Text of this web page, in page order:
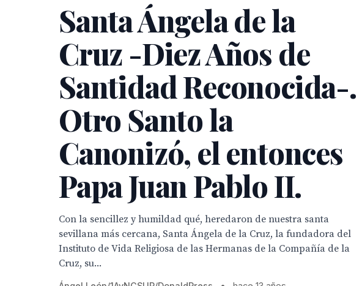
Santa Ángela de la
Cruz -Diez Años de
Santidad Reconocida-.
Otro Santo la
Canonizó, el entonces
Papa Juan Pablo II.
Con la sencillez y humildad qué, heredaron de nuestra santa
sevillana más cercana, Santa Ángela de la Cruz, la fundadora del
Instituto de Vida Religiosa de las Hermanas de la Compañía de la
Cruz, su...